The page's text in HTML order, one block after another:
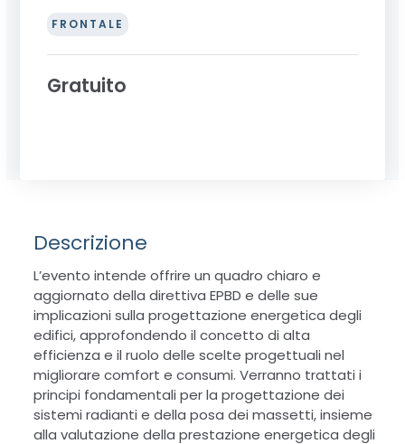
FRONTALE
Gratuito
Descrizione
L’evento intende offrire un quadro chiaro e
aggiornato della direttiva EPBD e delle sue
implicazioni sulla progettazione energetica degli
edifici, approfondendo il concetto di alta
efficienza e il ruolo delle scelte progettuali nel
migliorare comfort e consumi. Verranno trattati i
principi fondamentali per la progettazione dei
sistemi radianti e della posa dei massetti, insieme
alla valutazione della prestazione energetica degli